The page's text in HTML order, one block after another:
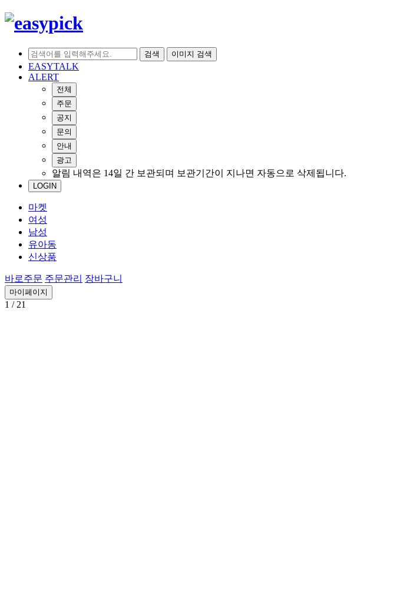
검색 이미지 검색
EASYTALK
ALERT
전체
주문
공지
문의
안내
광고
알림 내역은 14일 간 보관되며 보관기간이 지나면 자동으로 삭제됩니다.
LOGIN
마켓
여성
남성
유아동
신상품
바로주문 주문관리 장바구니
마이페이지
1 / 21